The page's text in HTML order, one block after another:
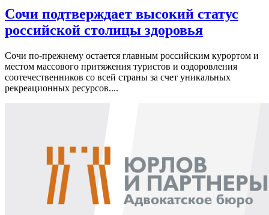
Сочи подтверждает высокий статус
российской столицы здоровья
Сочи по-прежнему остается главным российским курортом и
местом массового притяжения туристов и оздоровления
соотечественников со всей страны за счет уникальных
рекреационных ресурсов....